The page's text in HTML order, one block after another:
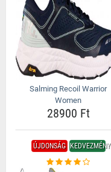
Salming Recoil Warrior
Women
28900 Ft
ÚJDONSÁG KEDVEZMÉNY